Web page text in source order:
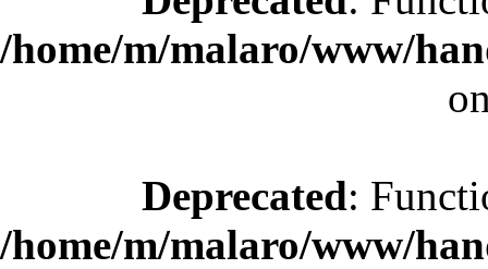
/home/m/malaro/www/
Deprecated:
/home/m/malaro/www/